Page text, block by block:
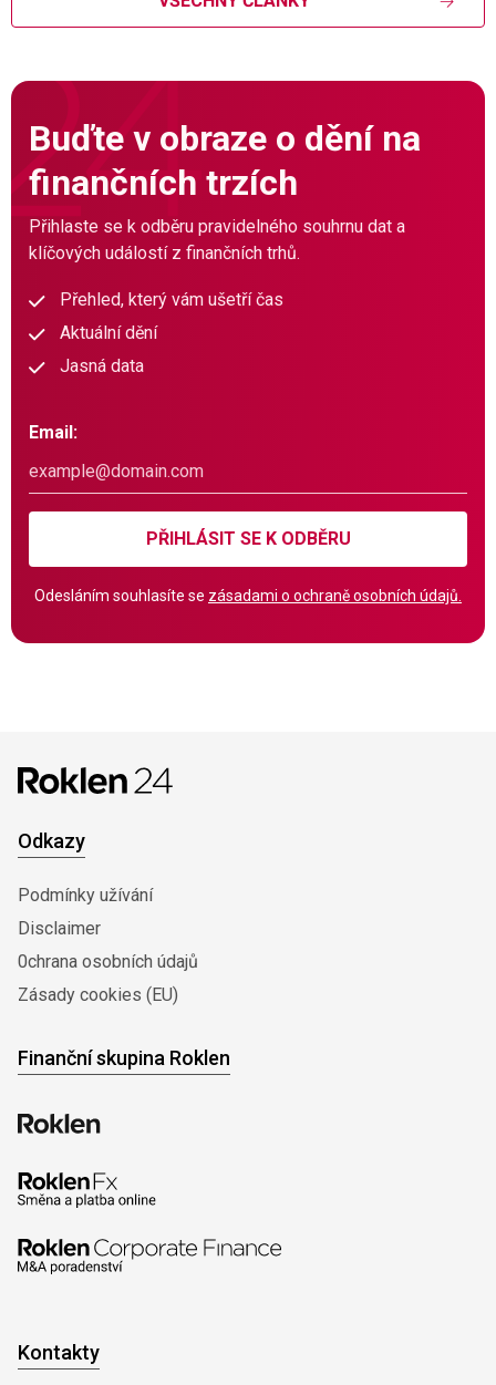
Buďte v obraze o dění na
finančních trzích
Přihlaste se k odběru pravidelného souhrnu dat a
klíčových událostí z finančních trhů.
Přehled, který vám ušetří čas
Aktuální dění
Jasná data
Email:
PŘIHLÁSIT SE K ODBĚRU
Odesláním souhlasíte se zásadami o ochraně osobních údajů.
Odkazy
Podmínky užívání
Disclaimer
0chrana osobních údajů
Zásady cookies (EU)
Finanční skupina Roklen
Kontakty